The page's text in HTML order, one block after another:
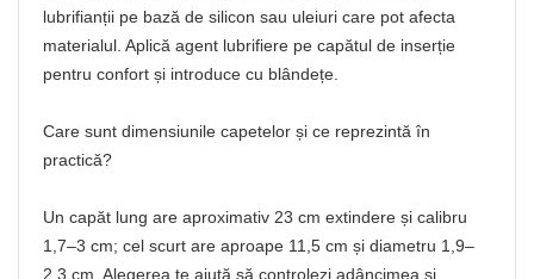
lubrifianții pe bază de silicon sau uleiuri care pot afecta
materialul. Aplică agent lubrifiere pe capătul de inserție
pentru confort și introduce cu blândețe.
Care sunt dimensiunile capetelor și ce reprezintă în
practică?
Un capăt lung are aproximativ 23 cm extindere și calibru
1,7–3 cm; cel scurt are aproape 11,5 cm și diametru 1,9–
2,3 cm. Alegerea te ajută să controlezi adâncimea și